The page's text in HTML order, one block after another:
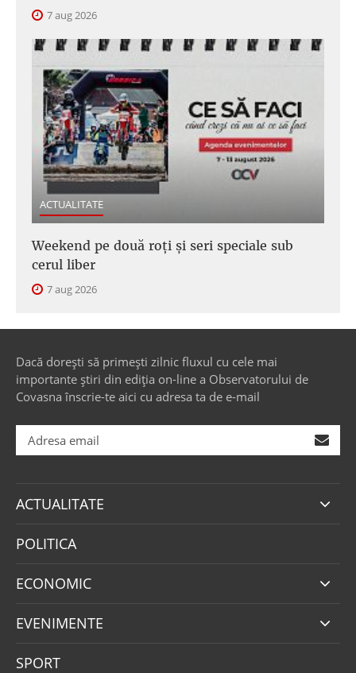
7 aug 2026
ACTUALITATE
Weekend pe două roți și seri speciale sub
cerul liber
7 aug 2026
Dacă dorești să primești zilnic fluxul cu cele mai
importante știri din ediția on-line a Observatorului de
Covasna înscrie-te aici cu adresa ta de e-mail
ACTUALITATE
POLITICA
ECONOMIC
EVENIMENTE
SPORT